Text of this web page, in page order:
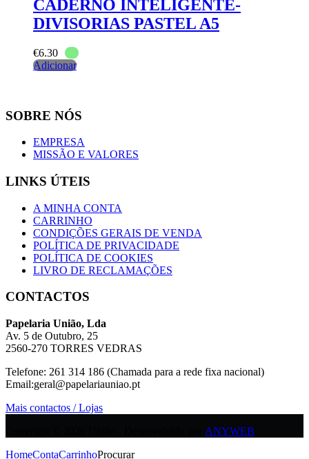
CADERNO INTELIGENTE-
DIVISORIAS PASTEL A5
€6.30
Adicionar
SOBRE NÓS
EMPRESA
MISSÃO E VALORES
LINKS ÚTEIS
A MINHA CONTA
CARRINHO
CONDIÇÕES GERAIS DE VENDA
POLÍTICA DE PRIVACIDADE
POLÍTICA DE COOKIES
LIVRO DE RECLAMAÇÕES
CONTACTOS
Papelaria União, Lda
Av. 5 de Outubro, 25
2560-270 TORRES VEDRAS
Telefone: 261 314 186 (Chamada para a rede fixa nacional)
Email:geral@papelariauniao.pt
Mais contactos / Lojas
ANYWEB
HomeContaCarrinhoProcurar